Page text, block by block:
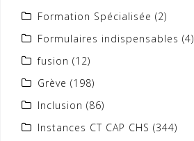
Formation Spécialisée (2)
Formulaires indispensables (4)
fusion (12)
Grève (198)
Inclusion (86)
Instances CT CAP CHS (344)